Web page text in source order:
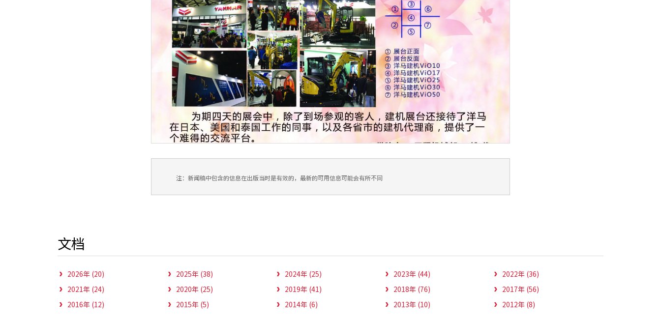
注：新闻稿中包含的信息在出版当时是有效的，最新的可用信息可能会有所不同
文档
2026年 (20) 2025年 (38) 2024年 (25) 2023年 (44)
2022年 (36)
2021年 (24)
2020年 (25) 2019年 (41) 2018年 (76)
2017年 (56)
2016年 (12)
2015年 (5) 2014年 (6) 2013年 (10) 2012年 (8)